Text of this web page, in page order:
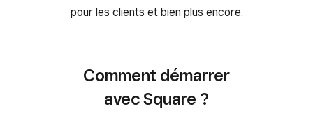
pour les clients et bien plus encore.
Comment démarrer
avec Square ?